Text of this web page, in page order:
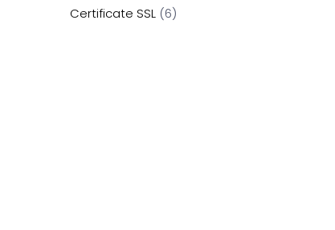
Certificate SSL 6